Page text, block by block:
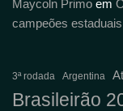
Maycoln Primo em
campeões
3ª rodada Argentina
Brasileirão